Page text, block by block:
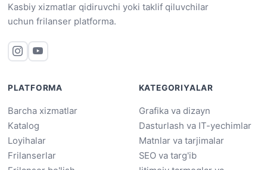
Kasbiy xizmatlar qidiruvchi yoki taklif qiluvchilar
uchun frilanser platforma.
PLATFORMA
Barcha xizmatlar
Katalog
Loyihalar
Frilanserlar
KATEGORIYALAR
Grafika va dizayn
Dasturlash va IT-yechimlar
Matnlar va tarjimalar
SEO va targ'ib